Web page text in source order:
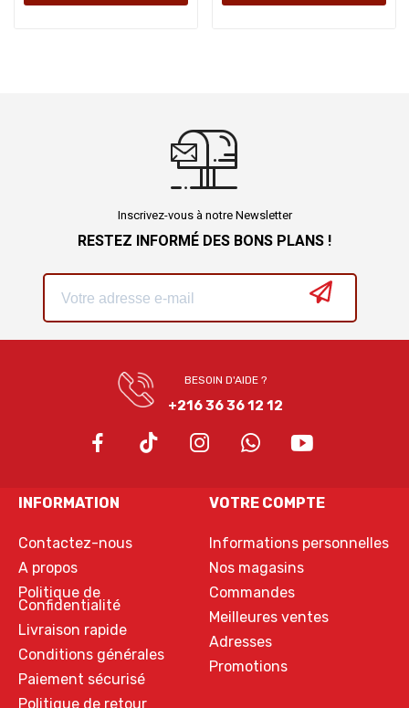
Inscrivez-vous à notre Newsletter
RESTEZ INFORMÉ DES BONS PLANS !
BESOIN D'AIDE ?
+216 36 36 12 12
INFORMATION
Contactez-nous
A propos
Politique de
Confidentialité
Livraison rapide
Conditions générales
Paiement sécurisé
Politique de retour
VOTRE COMPTE
Informations personnelles
Nos magasins
Commandes
Meilleures ventes
Adresses
Promotions